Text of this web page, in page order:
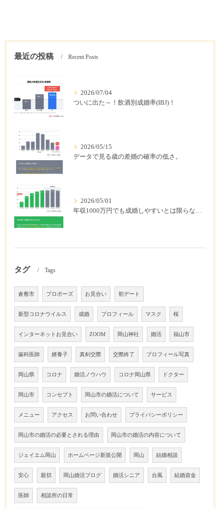
最近の投稿 Recent Posts
2026/07/04
ついに出た～！飲酒別成婚率(IBJ)！
2026/05/15
データで見る歳の差婚の確率の低さ。
2026/05/01
年収1000万円でも成婚しやすいとは限らない? 「年収帯別の成婚率」のリアル
タグ Tags
倉敷市 プロポーズ お見合い 初デート
新型コロナウイルス 成婚 プロフィール マスク 桜
インターネットお見合い ZOOM 岡山神社 婚活 福山市
歯科医師 婿養子 真剣交際 交際終了 プロフィール写真
岡山県 コロナ 婚活ノウハウ コロナ岡山県 ドクター
岡山市 コンセプト 岡山市の婚活について サービス
メニュー アクセス お問い合わせ プライバシーポリシー
岡山市の婚活の必要とされる理由 岡山市の婚活の内容について
ジェイエム岡山 ホームページ新規公開 岡山 結婚相談
安心 親切 岡山婚活ブログ 婚活シニア 台風 結婚資金
医師 相談所の日常